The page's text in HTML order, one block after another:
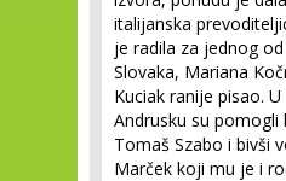
italijanska
je radila za jednog
Slovaka, Mariana
Kuciak ranije pisao.
Andrusku su pomogli
Tomaš Szabo i bivši
Marček koji mu je i